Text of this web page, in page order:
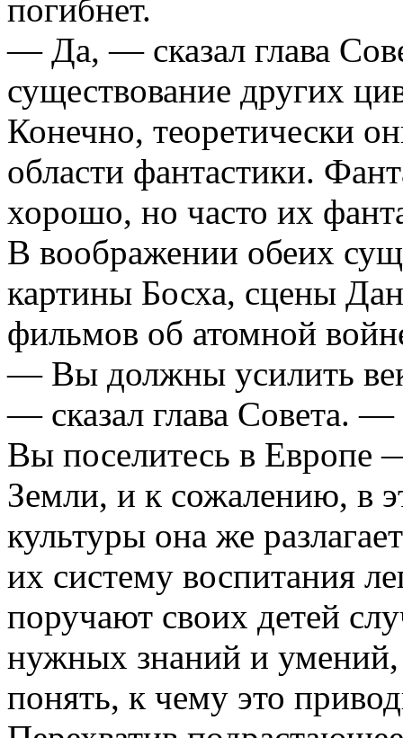
погибнет.
— Да, — сказал глава
существование других
Конечно, теоретически
области фантастики.
хорошо, но часто их
В воображении обеих
картины Босха, сцены
фильмов об атомной
— Вы должны усилить
— сказал глава Совета.
Вы поселитесь в Европе
Земли, и к сожалению, в
культуры она же
их систему воспитания
поручают своих детей
нужных знаний и
понять, к чему это